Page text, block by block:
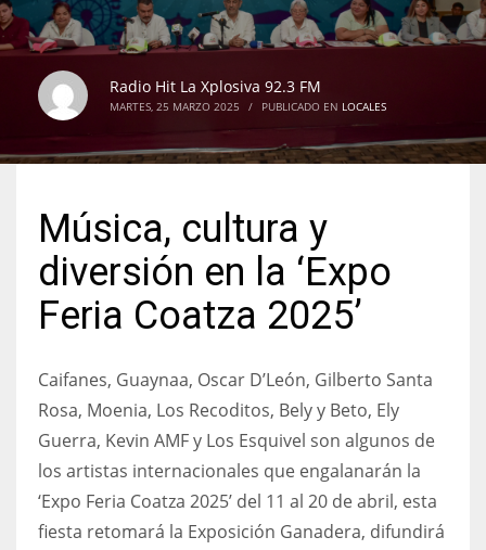
Radio Hit La Xplosiva 92.3 FM
MARTES, 25 MARZO 2025 / PUBLICADO EN LOCALES
Música, cultura y
diversión en la ‘Expo
Feria Coatza 2025’
Caifanes, Guaynaa, Oscar D’León, Gilberto Santa
Rosa, Moenia, Los Recoditos, Bely y Beto, Ely
Guerra, Kevin AMF y Los Esquivel son algunos de
los artistas internacionales que engalanarán la
‘Expo Feria Coatza 2025’ del 11 al 20 de abril, esta
fiesta retomará la Exposición Ganadera, difundirá